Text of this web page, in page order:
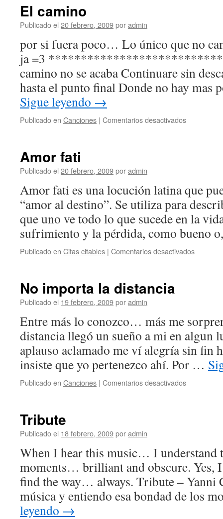
El camino
Publicado el 20 febrero, 2009poradmin
por si fuera poco… Lo único que no
ja =3
camino no se acaba Continuare sin
hasta el punto final Donde no hay mas
Sigue leyendo →
Publicado en Canciones | Comentarios desactivadosen
Amor fati
Publicado el 20 febrero, 2009poradmin
Amor fati es una locución latina que
“amor al destino”. Se utiliza para
que uno ve todo lo que sucede en la
sufrimiento y la pérdida, como bueno
Publicado en Citas citables | Comentarios desactivadosen
No importa la distancia
Publicado el 19 febrero, 2009poradmin
Entre más lo conozco… más me
distancia llegó un sueño a mi en algun
aplauso aclamado me ví alegría sin fin
insiste que yo pertenezco ahí. Por …
Publicado en Canciones | Comentarios desactivadosen
Tribute
Publicado el 18 febrero, 2009poradmin
When I hear this music… I understand
moments… brilliant and obscure.
find the way… always. Tribute – Yanni
música y entiendo esa bondad de los
leyendo →